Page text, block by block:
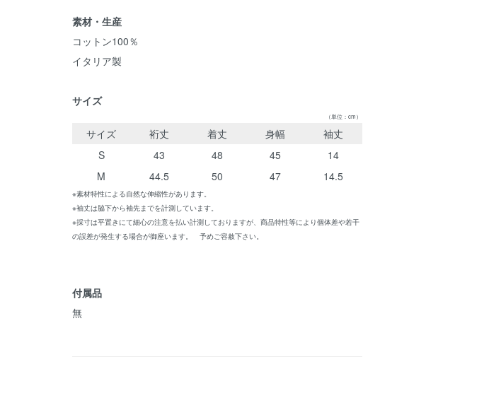
素材・生産
コットン100％
イタリア製
サイズ
（単位：cm）
サイズ 裄丈 着丈 身幅
袖丈
S
43 48 45
14
M
44.5 50 47 14.5
※素材特性による自然な伸縮性があります。
※袖丈は脇下から袖先までを計測しています。
※採寸は平置きにて細心の注意を払い計測しておりますが、商品特性等により個体差や若干
の誤差が発生する場合が御座います。 予めご容赦下さい。
付属品
無